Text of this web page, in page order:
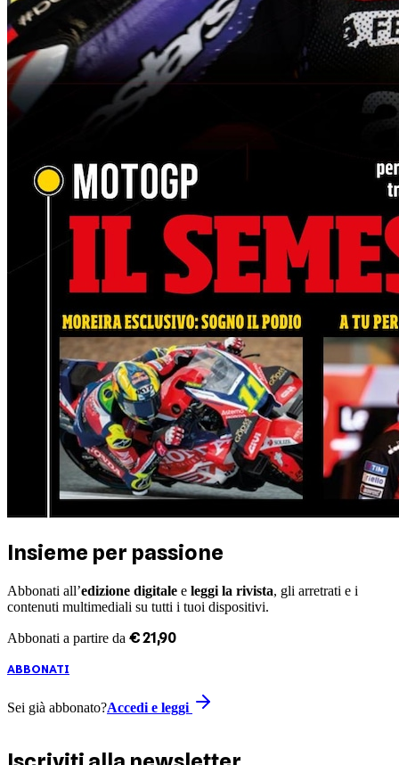
Insieme per passione
Abbonati all’edizione digitale e leggi la rivista, gli arretrati e i
contenuti multimediali su tutti i tuoi dispositivi.
Abbonati a partire da €21 ,90
ABBONATI
Sei già abbonato?Accedi e leggi